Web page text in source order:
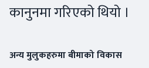
कानुनमा गरिएको थियो ।
अन्य मुलुकहरुमा बीमाको विकास